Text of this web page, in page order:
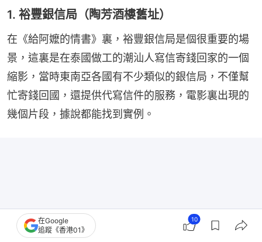
1. 裕豐銀信局（陶芳酒樓舊址）
在《給阿嬤的情書》裏，裕豐銀信局是個很重要的場
景，這裏是在泰國做工的潮汕人寫信寄錢回家的一個
縮影，當時東南亞各國有不少類似的銀信局，不僅幫
忙寄錢回國，還提供代寫信件的服務，電影裏出現的
幾個片段，據說都能找到實例。
在Google
追蹤《香港01》
10